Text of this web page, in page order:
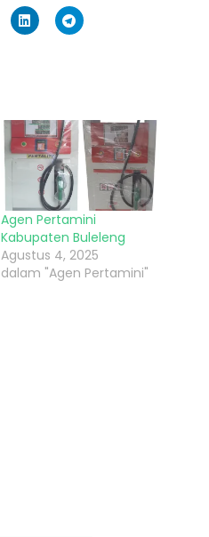
Agen Pertamini
Kabupaten Buleleng
Agustus 4, 2025
dalam "Agen Pertamini"